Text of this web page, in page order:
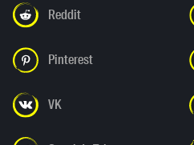
Reddit
Pinterest
VK